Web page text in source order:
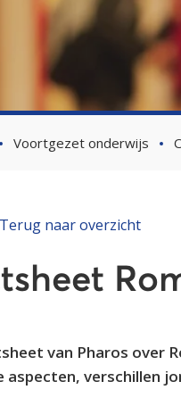
Voortgezet onderwijs
Terug naar overzicht
van Pharos over
aspecten, verschillen